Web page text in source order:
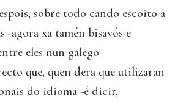
sobre todo cando escoito a
-agora xa tamén bisavós e
eles nun galego
que, quen dera que utilizaran
do idioma -é dicir,